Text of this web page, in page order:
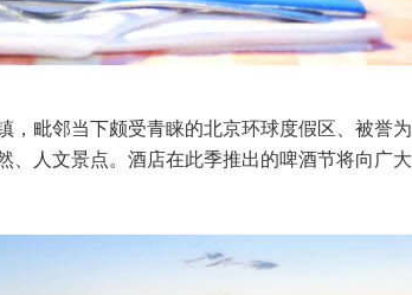
毗邻当下颇受青睐的北京环球度假区、被誉为
人文景点。酒店在此季推出的啤酒节将向广大